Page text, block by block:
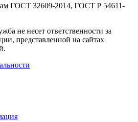
ГОСТ 32609-2014, ГОСТ Р 54611-
не несет ответственности за
представленной на сайтах